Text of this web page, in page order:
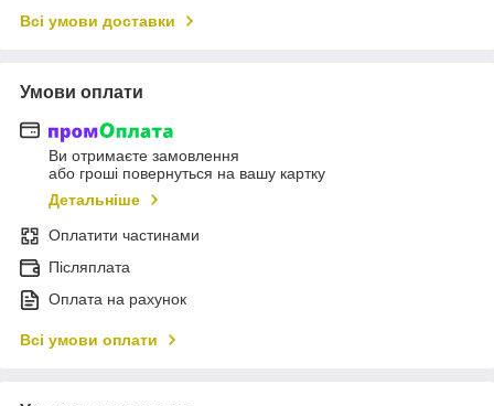
Всі умови доставки
Умови оплати
Ви отримаєте замовлення
або гроші повернуться на вашу картку
Детальніше
Оплатити частинами
Післяплата
Оплата на рахунок
Всі умови оплати